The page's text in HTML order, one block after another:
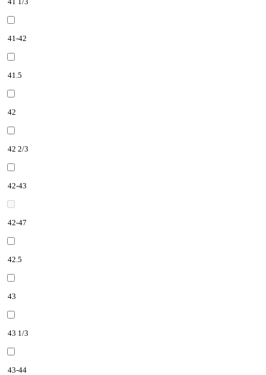
41-42
41.5
42
42 2/3
42-43
42-47
42.5
43
43 1/3
43-44